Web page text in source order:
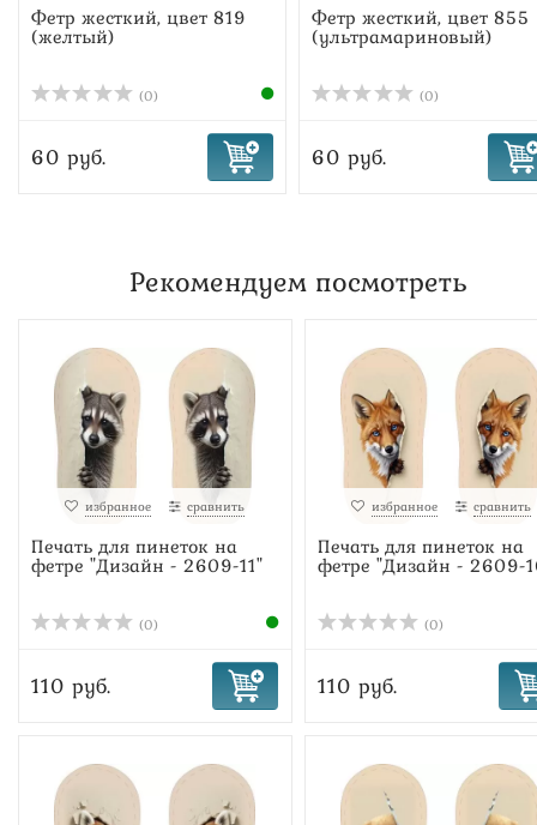
Фетр жесткий, цвет 819
(желтый)
(0)
60 руб.
Фетр жесткий, цвет 855
(ультрамариновый)
(0)
60 руб.
Рекомендуем посмотреть
избранное сравнить
Печать для пинеток на
фетре "Дизайн - 2609-11"
(0)
110 руб.
избранное сравнить
Печать для пинеток на
фетре "Дизайн - 2609-
(0)
110 руб.